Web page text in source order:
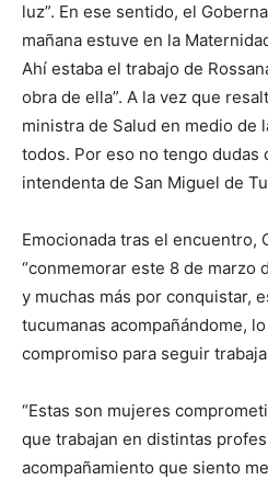
luz”. En ese sentido, el
mañana estuve en la
Ahí estaba el trabajo de
obra de ella”. A la vez que
ministra de Salud en medio de
todos. Por eso no tengo dudas
intendenta de San Miguel de
Emocionada tras el encuentro,
“conmemorar este 8 de marzo
y muchas más por conquistar,
tucumanas acompañándome,
compromiso para seguir
“Estas son mujeres
que trabajan en distintas
acompañamiento que siento